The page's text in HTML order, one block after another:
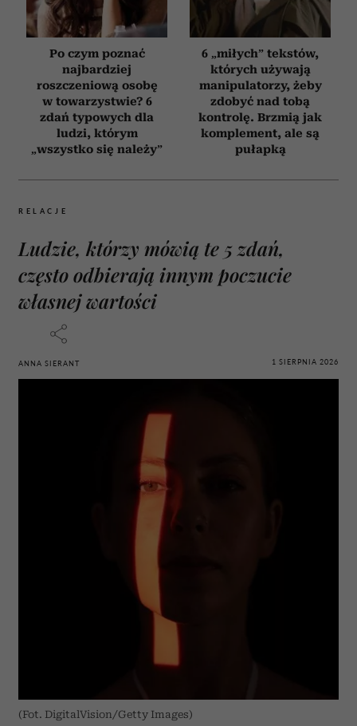
Po czym poznać
najbardziej
roszczeniową osobę
w towarzystwie? 6
zdań typowych dla
ludzi, którym
„wszystko się należy”
6 „miłych” tekstów,
których używają
manipulatorzy, żeby
zdobyć nad tobą
kontrolę. Brzmią jak
komplement, ale są
pułapką
RELACJE
Ludzie, którzy mówią te 5 zdań,
często odbierają innym poczucie
własnej wartości
ANNA SIERANT 1 SIERPNIA 2026
(Fot. DigitalVision/Getty Images)